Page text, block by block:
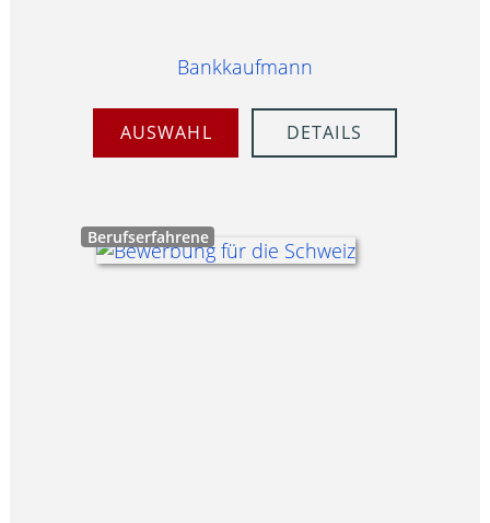
Bankkaufmann
AUSWAHL DETAILS
Berufserfahrene